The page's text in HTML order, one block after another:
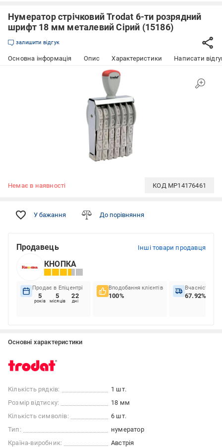
Нумератор стрічковий Trodat 6-ти розрядний
шрифт 18 мм металевий Сірий (15186)
залишити відгук
Основна інформація Опис Характеристики Написати
Немає в наявності КОД MP14176461
У бажання До порівняння
Продавець Інші товари продавця
КНОПКА
Продає в Епіцентрі
5
років
5
місяців
22
дні
Вподобання клієнтів
100%
Вчасність
67.92%
Основні характеристики
Кількість рядків:
1 шт.
Розмір відтиску:
18 мм
Кількість символів:
6 шт.
Тип:
нумератор
Країна-виробник:
Австрія